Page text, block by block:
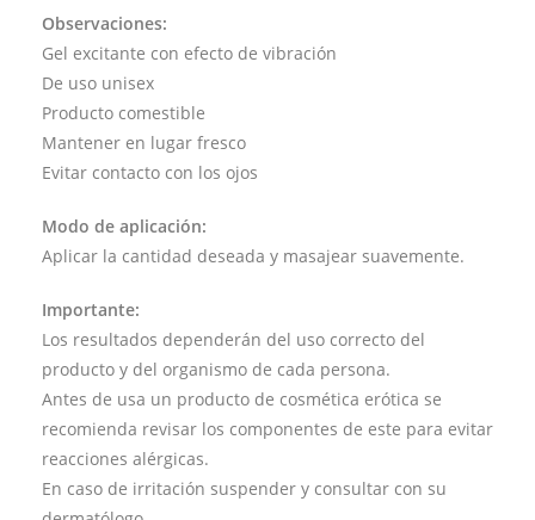
Observaciones:
Gel excitante con efecto de vibración
De uso unisex
Producto comestible
Mantener en lugar fresco
Evitar contacto con los ojos
Modo de aplicación:
Aplicar la cantidad deseada y masajear suavemente.
Importante:
Los resultados dependerán del uso correcto del
producto y del organismo de cada persona.
Antes de usa un producto de cosmética erótica se
recomienda revisar los componentes de este para evitar
reacciones alérgicas.
En caso de irritación suspender y consultar con su